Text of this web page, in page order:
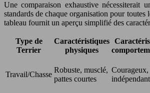
Une comparaison exhaustive nécessiterait
standards de chaque organisation pour toutes
tableau fournit un aperçu simplifié des
Type de
Terrier
Caractéristiques
physiques
Travail/Chasse
Robuste, musclé,
pattes courtes
Courageux,
indépendant